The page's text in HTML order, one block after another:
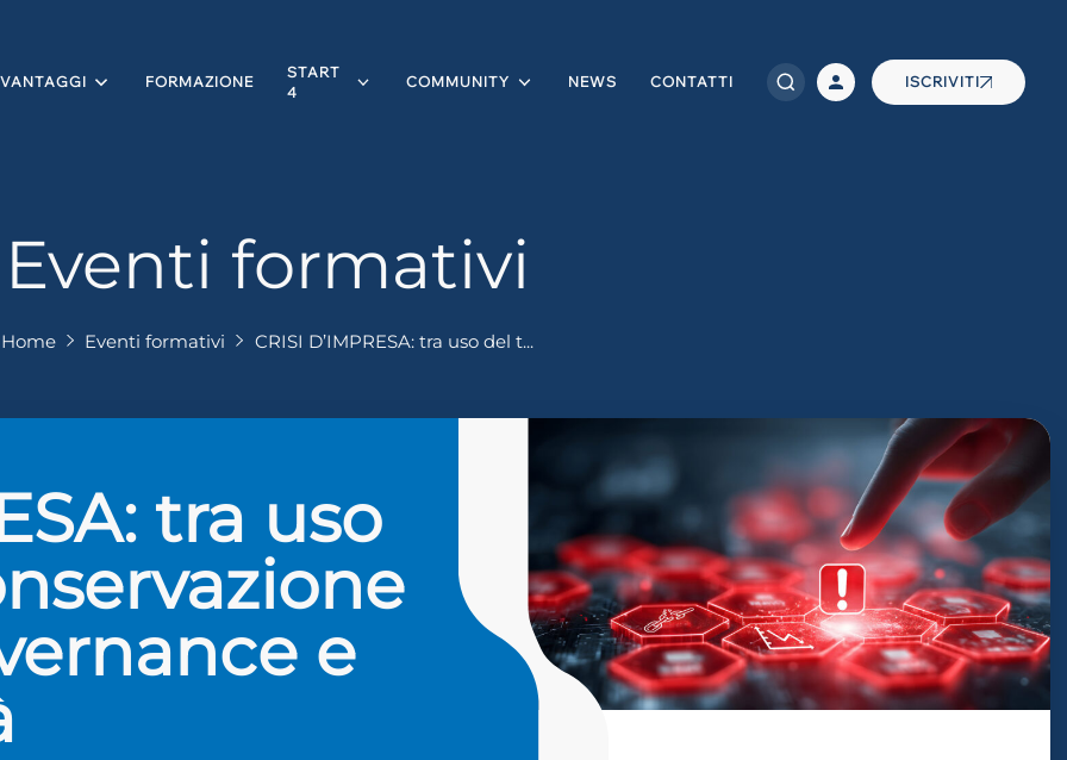
VANTAGGI FORMAZIONE
START
4
COMMUNITY NEWS CONTATTI ISCRIVITI
Eventi formativi
Home Eventi formativi CRISI D’IMPRESA: tra uso del t...
tra uso
e